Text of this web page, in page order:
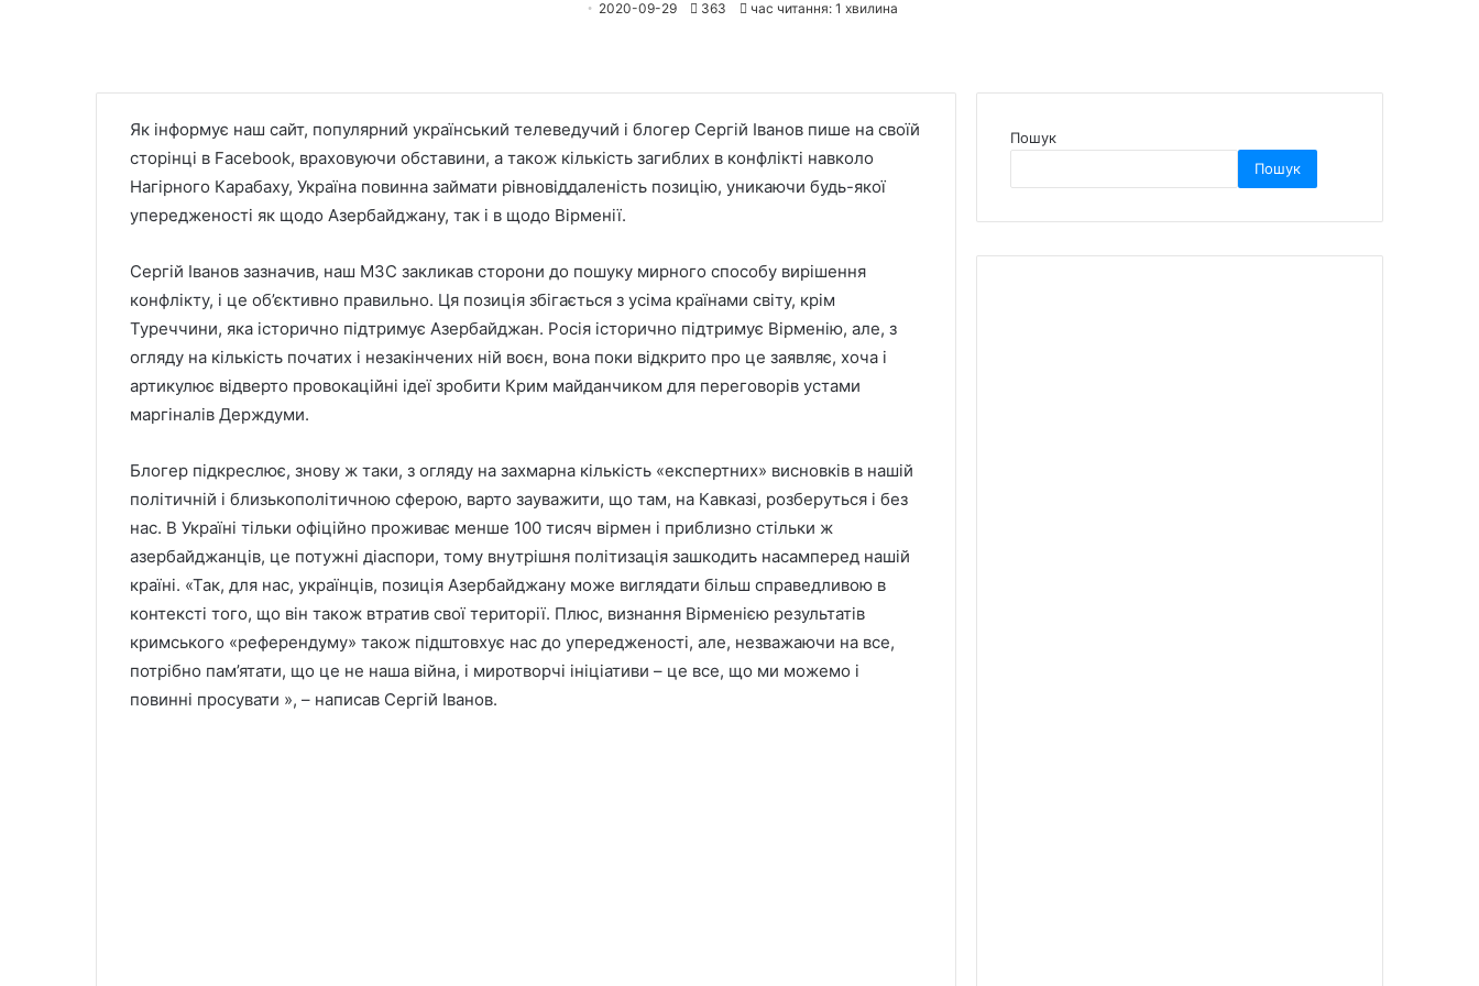
2020-09-29 363 час читання: 1 хвилина
Як інформує наш сайт, популярний український телеведучий і блогер Сергій Іванов пише на своїй
сторінці в Facebook, враховуючи обставини, а також кількість загиблих в конфлікті навколо
Нагірного Карабаху, Україна повинна займати рівновіддаленість позицію, уникаючи будь-якої
упередженості як щодо Азербайджану, так і в щодо Вірменії.
Сергій Іванов зазначив, наш МЗС закликав сторони до пошуку мирного способу вирішення
конфлікту, і це об’єктивно правильно. Ця позиція збігається з усіма країнами світу, крім
Туреччини, яка історично підтримує Азербайджан. Росія історично підтримує Вірменію, але, з
огляду на кількість початих і незакінчених ній воєн, вона поки відкрито про це заявляє, хоча і
артикулює відверто провокаційні ідеї зробити Крим майданчиком для переговорів устами
маргіналів Держдуми.
Блогер підкреслює, знову ж таки, з огляду на захмарна кількість «експертних» висновків в нашій
політичній і близькополітичною сферою, варто зауважити, що там, на Кавказі, розберуться і без
нас. В Україні тільки офіційно проживає менше 100 тисяч вірмен і приблизно стільки ж
азербайджанців, це потужні діаспори, тому внутрішня політизація зашкодить насамперед нашій
країні. «Так, для нас, українців, позиція Азербайджану може виглядати більш справедливою в
контексті того, що він також втратив свої території. Плюс, визнання Вірменією результатів
кримського «референдуму» також підштовхує нас до упередженості, але, незважаючи на все,
потрібно пам’ятати, що це не наша війна, і миротворчі ініціативи – це все, що ми можемо і
повинні просувати », – написав Сергій Іванов.
Пошук
Пошук